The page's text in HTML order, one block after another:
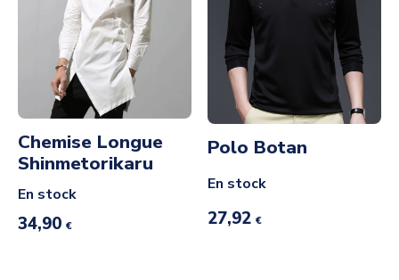
Chemise Longue
Shinmetorikaru
En stock
34,90 €
Polo Botan
En stock
27,92 €